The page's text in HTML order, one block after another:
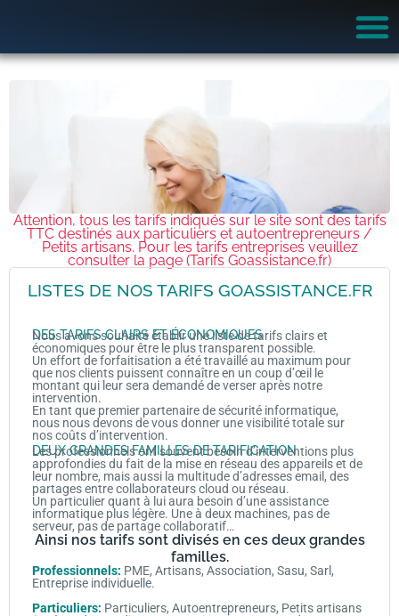
Attention, tous les tarifs indiqués sur le site sont des tarifs
TTC destinés aux particuliers et autoentrepreneurs /
Petits artisans. Pour les tarifs entreprises veuillez
consulter la page (Tarifs Goassistance.fr)
LISTES DE NOS TARIFS GOASSISTANCE.FR
DES TARIFS CLAIRS ET ÉCONOMIQUES
Nous avons souhaité établir une liste de tarifs clairs et
économiques pour être le plus transparent possible.
Un effort de forfaitisation a été travaillé au maximum pour
que nos clients puissent connaître en un coup d’œil le
montant qui leur sera demandé de verser après notre
intervention.
En tant que premier partenaire de sécurité informatique,
nous nous devons de vous donner une visibilité totale sur
nos coûts d’intervention.
DEUX GRANDES FAMILLES DE TARIFICATION
Les professionnels ont souvent besoin d’interventions plus
approfondies du fait de la mise en réseau des appareils et de
leur nombre, mais aussi la multitude d’adresses email, des
partages entre collaborateurs cloud ou réseau.
Un particulier quant à lui aura besoin d’une assistance
informatique plus légère. Une à deux machines, pas de
serveur, pas de partage collaboratif…
Ainsi nos tarifs sont divisés en ces deux grandes
familles.
Professionnels: PME, Artisans, Association, Sasu, Sarl,
Entreprise individuelle.
Particuliers: Particuliers, Autoentrepreneurs, Petits artisans